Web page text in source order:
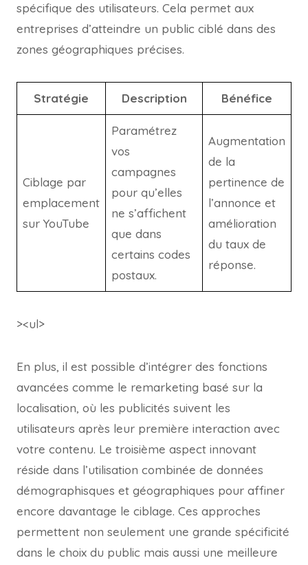
spécifique des utilisateurs. Cela permet aux
entreprises d’atteindre un public ciblé dans des
zones géographiques précises.
Stratégie Description Bénéfice
Ciblage par
emplacement
sur YouTube
Paramétrez
vos
campagnes
pour qu’elles
ne s’affichent
que dans
certains codes
postaux.
Augmentation
de la
pertinence de
l’annonce et
amélioration
du taux de
réponse.
><ul>
En plus, il est possible d’intégrer des fonctions
avancées comme le remarketing basé sur la
localisation, où les publicités suivent les
utilisateurs après leur première interaction avec
votre contenu. Le troisième aspect innovant
réside dans l’utilisation combinée de données
démographisques et géographiques pour affiner
encore davantage le ciblage. Ces approches
permettent non seulement une grande spécificité
dans le choix du public mais aussi une meilleure